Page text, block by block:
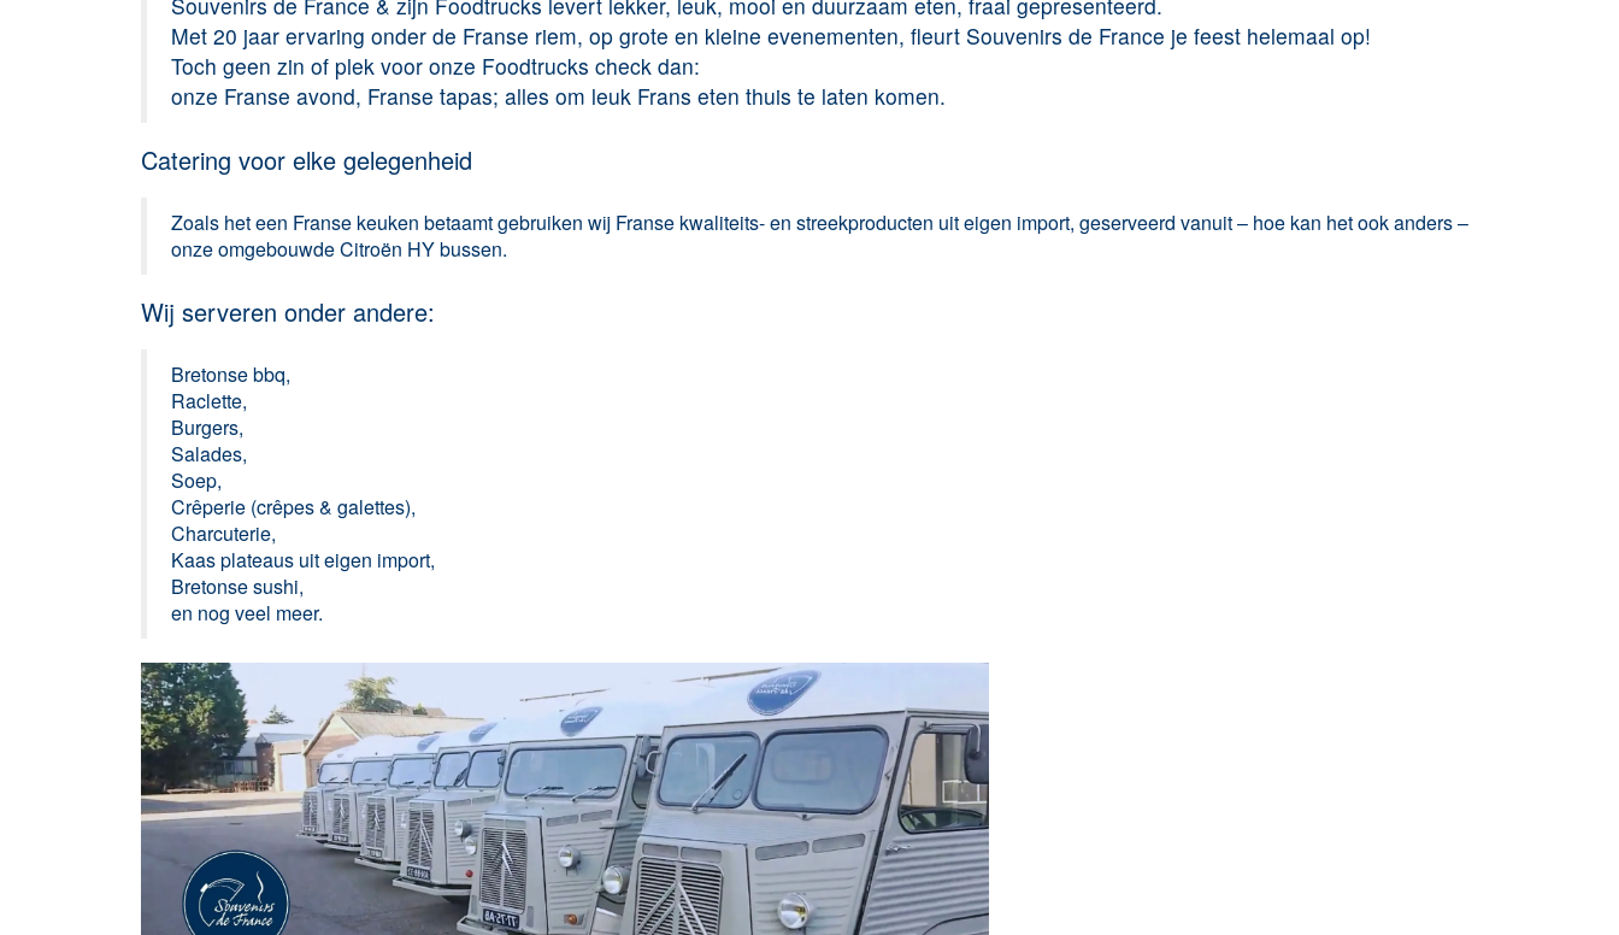
Met 20 jaar ervaring onder de Franse riem, op grote en kleine evenementen, fleurt Souvenirs de France je feest helemaal op!
Toch geen zin of plek voor onze Foodtrucks check dan:
onze Franse avond, Franse tapas; alles om leuk Frans eten thuis te laten komen.
Catering voor elke gelegenheid
Zoals het een Franse keuken betaamt gebruiken wij Franse kwaliteits- en streekproducten uit eigen import, geserveerd vanuit – hoe kan het ook anders –
onze omgebouwde Citroën HY bussen.
Wij serveren onder andere:
Bretonse bbq,
Raclette,
Burgers,
Salades,
Soep,
Crêperie (crêpes & galettes),
Charcuterie,
Kaas plateaus uit eigen import,
Bretonse sushi,
en nog veel meer.